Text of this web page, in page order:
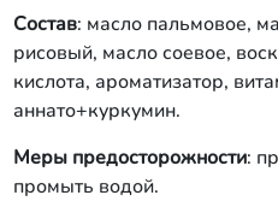
Состав: масло пальмовое,
рисовый, масло соевое,
кислота, ароматизатор,
аннато+куркумин.
Меры предосторожности:
промыть водой.